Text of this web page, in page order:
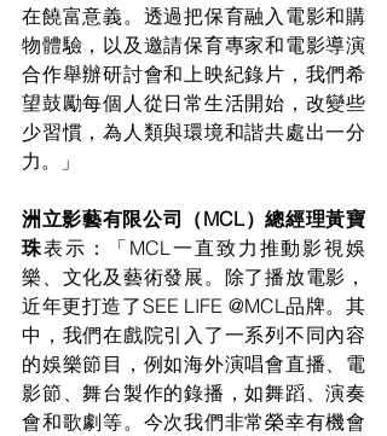
在饒富意義。透過把保育融入電影和購
物體驗，以及邀請保育專家和電影導演
合作舉辦研討會和上映紀錄片，我們希
望鼓勵每個人從日常生活開始，改變些
少習慣，為人類與環境和諧共處出一分
力。」
洲立影藝有限公司（MCL）總經理黃寶
珠表示：「MCL一直致力推動影視娛
樂、文化及藝術發展。除了播放電影，
近年更打造了SEE LIFE @MCL品牌。其
中，我們在戲院引入了一系列不同內容
的娛樂節目，例如海外演唱會直播、電
影節、舞台製作的錄播，如舞蹈、演奏
會和歌劇等。今次我們非常榮幸有機會